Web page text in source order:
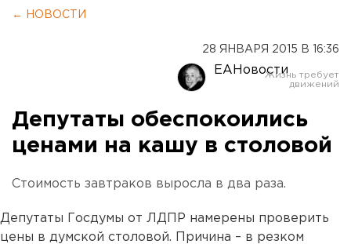
← НОВОСТИ
28 ЯНВАРЯ 2015 В 16:36
ЕАНовости
Депутаты обеспокоились
ценами на кашу в столовой
Стоимость завтраков выросла в два раза.
Депутаты Госдумы от ЛДПР намерены проверить
цены в думской столовой. Причина – в резком